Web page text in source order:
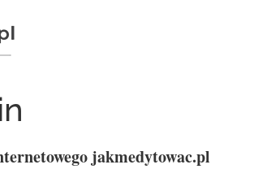
jakmedytowac.pl